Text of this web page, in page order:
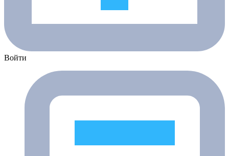
Войти